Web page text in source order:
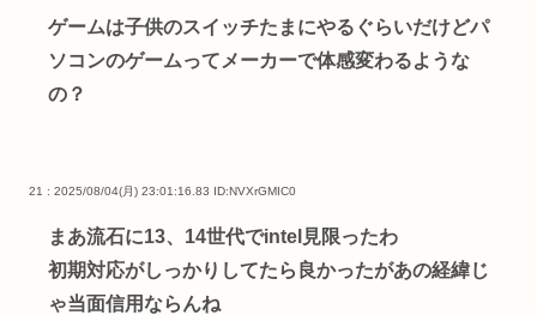
ゲームは子供のスイッチたまにやるぐらいだけどパ
ソコンのゲームってメーカーで体感変わるような
の？
21 : 2025/08/04(月) 23:01:16.83 ID:NVXrGMIC0
まあ流石に13、14世代でintel見限ったわ
初期対応がしっかりしてたら良かったがあの経緯じ
ゃ当面信用ならんね